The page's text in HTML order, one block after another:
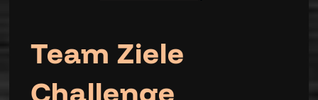
Team Ziele
Challenge